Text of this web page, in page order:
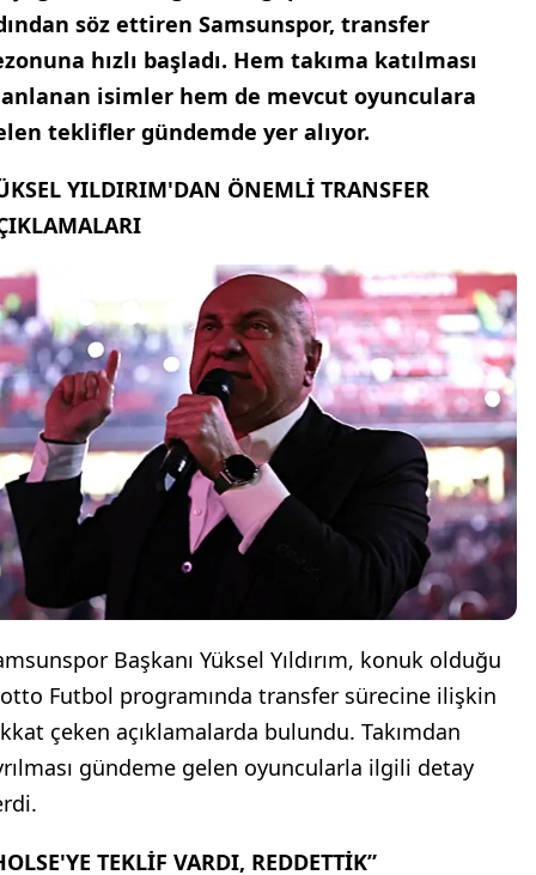
söz ettiren Samsunspor, transfer
hızlı başladı. Hem takıma katılması
isimler hem de mevcut oyunculara
teklifler gündemde yer alıyor.
YILDIRIM'DAN ÖNEMLİ TRANSFER
Başkanı Yüksel Yıldırım, konuk olduğu
Futbol programında transfer sürecine ilişkin
çeken açıklamalarda bulundu. Takımdan
gündeme gelen oyuncularla ilgili detay
TEKLİF VARDI, REDDETTİK”